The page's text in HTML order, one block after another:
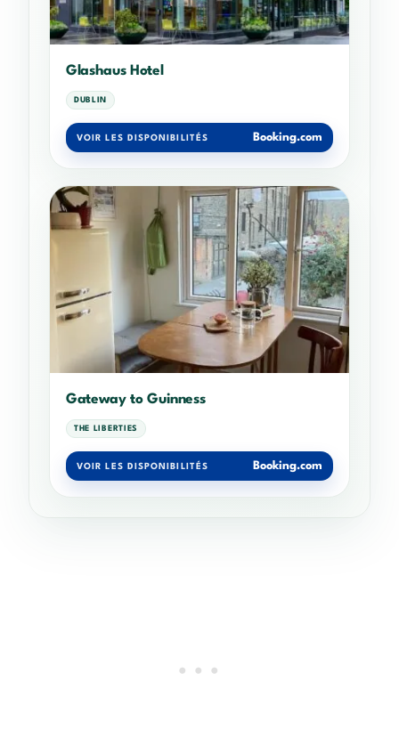
Glashaus Hotel
DUBLIN
VOIR LES DISPONIBILITÉS Booking.com
Gateway to Guinness
THE LIBERTIES
VOIR LES DISPONIBILITÉS Booking.com